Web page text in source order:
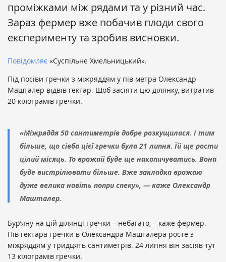
проміжками між рядами та у різний час.
Зараз фермер вже побачив плоди свого
експерименту та зробив висновки.
Повідомляє «Суспільне Хмельницький».
Під посіви гречки з міжряддям у пів метра Олександр
Машталер відвів гектар. Щоб засіяти цю ділянку, витратив
20 кілограмів гречки.
«Міжряддя 50 сантиметрів добре розкущилася. І тим
більше, що сівба цієї гречки була 21 липня. Їй ще рости
цілий місяць. То врожай буде ще накопичуватись. Вона
буде вистрілювати більше. Вже закладка врожаю
дуже велика навіть попри спеку», — каже Олександр
Машталер.
Бур’яну на цій ділянці гречки – небагато, – каже фермер.
Пів гектара гречки в Олександра Машталера росте з
міжряддям у тридцять сантиметрів. 24 липня він засіяв тут
13 кілограмів гречки.